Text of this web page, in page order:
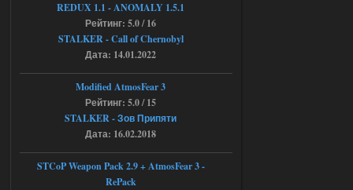
Объединенный Пак 2 + OGSR +
STCoP WP 3.4
andreyforest1993
там есть опция расшириные
анимации нпс, я поставил
галочку но толку ноль, ни каких
анимаций нет, может это что-то другое,
не известно, больше нет ни каких таких
кнопок по поводу анимаций
REDUX 1.1​​​​​​​ - ANOMALY 1.5.1
Рейтинг: 5.0 / 16
STALKER - Call of Chernobyl
Дата: 14.01.2022
Modified AtmosFear 3
Рейтинг: 5.0 / 15
STALKER - Зов Припяти
Дата: 16.02.2018
STCoP Weapon Pack 2.9 + AtmosFear 3 -
RePack